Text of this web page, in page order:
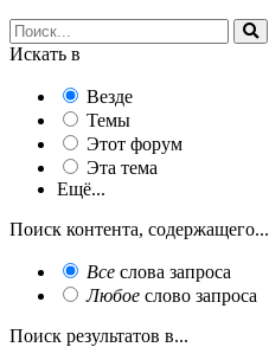
Искать в
Везде
Темы
Этот форум
Эта тема
Ещё...
Поиск контента, содержащего...
Все слова запроса
Любое слово запроса
Поиск результатов в...